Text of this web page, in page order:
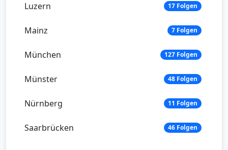
Luzern 17 Folgen
Mainz 7 Folgen
München 127 Folgen
Münster 48 Folgen
Nürnberg 11 Folgen
Saarbrücken 46 Folgen